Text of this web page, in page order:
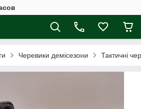
Черевики демісезони Тактичні